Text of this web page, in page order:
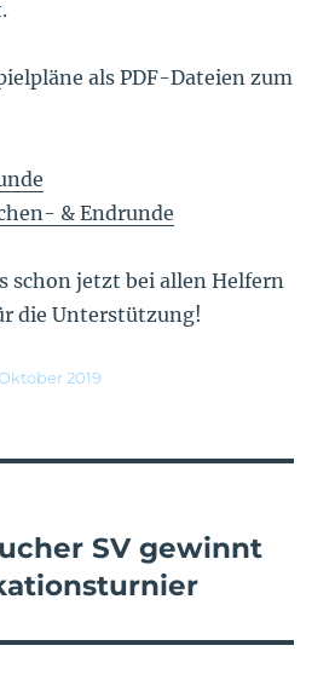
als PDF-Dateien zum
& Endrunde
schon jetzt bei allen Helfern
die Unterstützung!
2019
SV gewinnt